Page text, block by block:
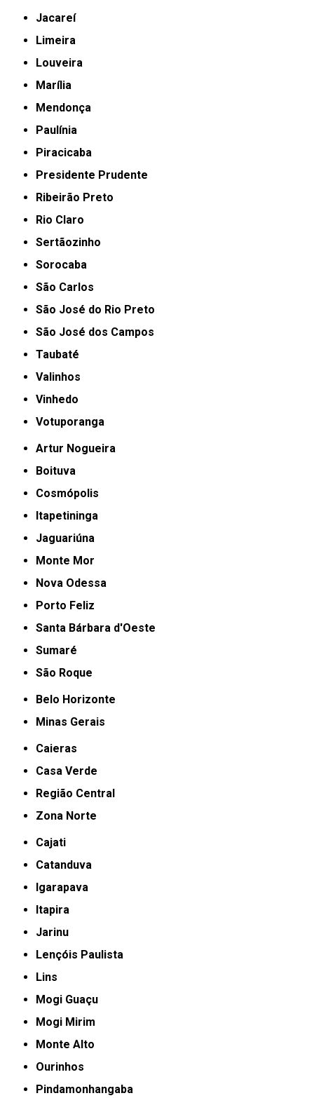
Jacareí
Limeira
Louveira
Marília
Mendonça
Paulínia
Piracicaba
Presidente Prudente
Ribeirão Preto
Rio Claro
Sertãozinho
Sorocaba
São Carlos
São José do Rio Preto
São José dos Campos
Taubaté
Valinhos
Vinhedo
Votuporanga
Artur Nogueira
Boituva
Cosmópolis
Itapetininga
Jaguariúna
Monte Mor
Nova Odessa
Porto Feliz
Santa Bárbara d'Oeste
Sumaré
São Roque
Belo Horizonte
Minas Gerais
Caieras
Casa Verde
Região Central
Zona Norte
Cajati
Catanduva
Igarapava
Itapira
Jarinu
Lençóis Paulista
Lins
Mogi Guaçu
Mogi Mirim
Monte Alto
Ourinhos
Pindamonhangaba